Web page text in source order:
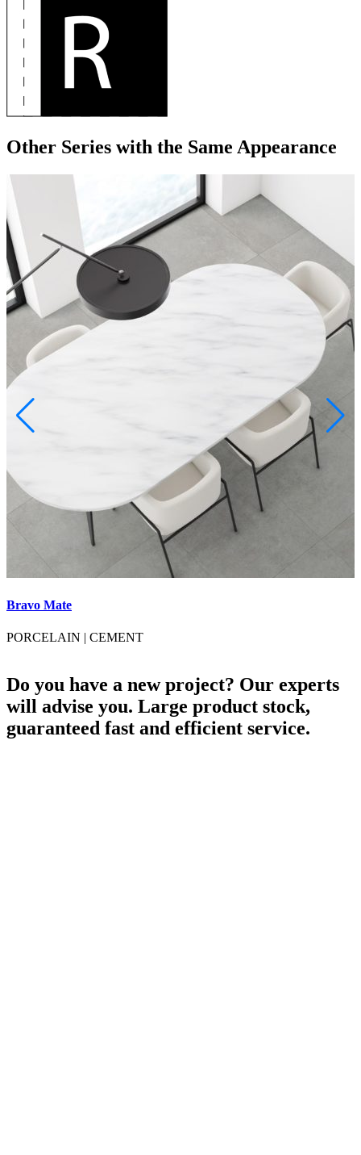
Other Series with the Same Appearance
Bravo Mate
PORCELAIN | CEMENT
Do you have a new project? Our experts
will advise you. Large product stock,
guaranteed fast and efficient service.